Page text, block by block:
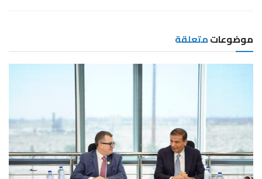
موضوعاتمتعلقة